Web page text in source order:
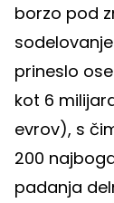
borzo pod
prineslo
kot 6
evrov), s
200
padanja